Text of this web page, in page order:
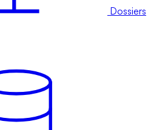
Dossiers